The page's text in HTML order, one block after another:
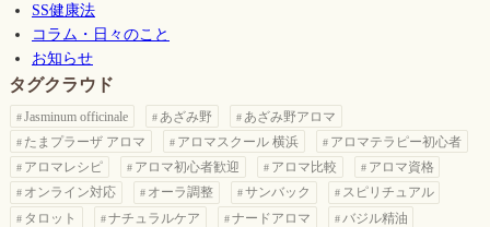
SS健康法
コラム・日々のこと
お知らせ
タグクラウド
Jasminum officinale あざみ野
あざみ野アロマ
たまプラーザ アロマ
アロマスクール 横浜
アロマテラピー初心者
アロマレシピ
アロマ初心者歓迎 アロマ比較
アロマ資格
オンライン対応
オーラ調整 サンバック
スピリチュアル
タロット
ナチュラルケア ナードアロマ
バジル精油